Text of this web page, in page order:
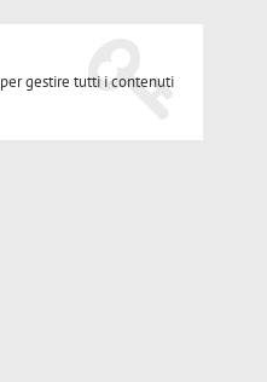
per gestire tutti i contenuti